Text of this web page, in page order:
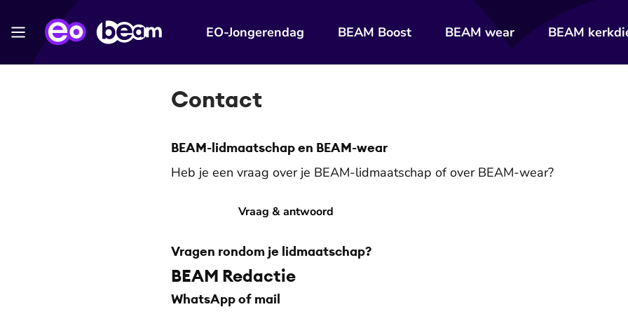
EO-Jongerendag BEAM Boost BEAM wear BEAM
Contact
BEAM-lidmaatschap en BEAM-wear
Heb je een vraag over je BEAM-lidmaatschap of over BEAM-wear?
Vraag & antwoord
Vraag & antwoord
Vragen rondom je lidmaatschap?
BEAM Redactie
WhatsApp of mail